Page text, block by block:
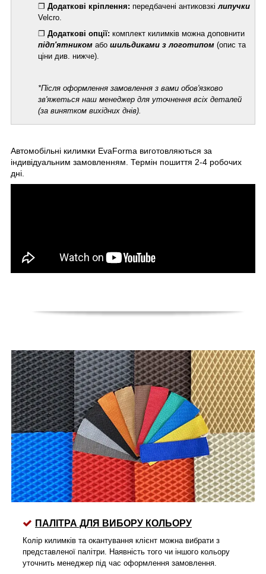
❐ Додаткові кріплення: передбачені антиковзкі липучки
Velcro.
❐ Додаткові опції: комплект килимків можна доповнити
підп'ятником або шильдиками з логотипом (опис та
ціни див. нижче).
*Після оформлення замовлення з вами обов'язково
зв'яжеться наш менеджер для уточнення всіх деталей
(за винятком вихідних днів).
Автомобільні килимки EvaForma виготовляються за
індивідуальним замовленням. Термін пошиття 2-4 робочих
дні.
ПАЛІТРА ДЛЯ ВИБОРУ КОЛЬОРУ
Колір килимків та окантування клієнт можна вибрати з
представленої палітри. Наявність того чи іншого кольору
уточнить менеджер під час оформлення замовлення.